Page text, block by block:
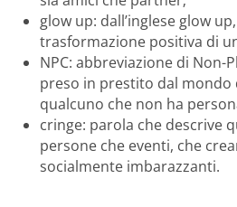
glow up: dall’inglese glow
trasformazione positiva di
NPC: abbreviazione di Non-
preso in prestito dal mondo
qualcuno che non ha
cringe: parola che descrive
persone che eventi, che
socialmente imbarazzanti.